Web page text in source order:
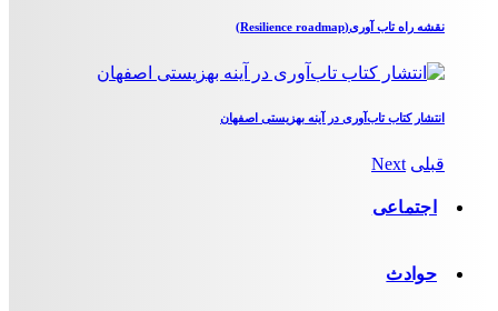
نقشه راه تاب آوری(Resilience roadmap)
انتشار کتاب تاب‌آوری در آینه بهزیستی اصفهان
قبلی Next
اجتماعی
حوادث